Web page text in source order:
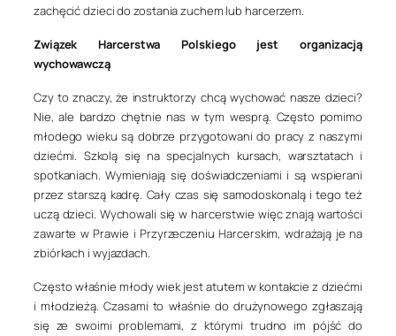
zachęcić dzieci do zostania zuchem lub harcerzem.
Związek Harcerstwa Polskiego jest organizacją
wychowawczą
Czy to znaczy, że instruktorzy chcą wychować nasze dzieci?
Nie, ale bardzo chętnie nas w tym wesprą. Często pomimo
młodego wieku są dobrze przygotowani do pracy z naszymi
dziećmi. Szkolą się na specjalnych kursach, warsztatach i
spotkaniach. Wymieniają się doświadczeniami i są wspierani
przez starszą kadrę. Cały czas się samodoskonalą i tego też
uczą dzieci. Wychowali się w harcerstwie więc znają wartości
zawarte w Prawie i Przyrzeczeniu Harcerskim, wdrażają je na
zbiórkach i wyjazdach.
Często właśnie młody wiek jest atutem w kontakcie z dziećmi
i młodzieżą. Czasami to właśnie do drużynowego zgłaszają
się ze swoimi problemami, z którymi trudno im pójść do